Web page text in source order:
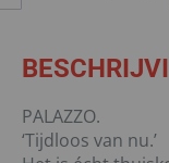
PALAZZO.
‘Tijdloos van nu.’